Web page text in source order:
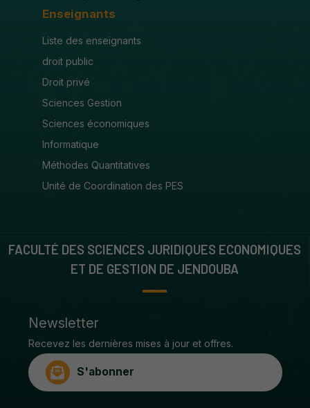
Enseignants
Liste des enseignants
droit public
Droit privé
Sciences Gestion
Sciences économiques
Informatique
Méthodes Quantitatives
Unité de Coordination des PES
FACULTÉ DES SCIENCES JURIDIQUES ECONOMIQUES
ET DE GESTION DE JENDOUBA
Newsletter
Recevez les dernières mises à jour et offres.
S'abonner